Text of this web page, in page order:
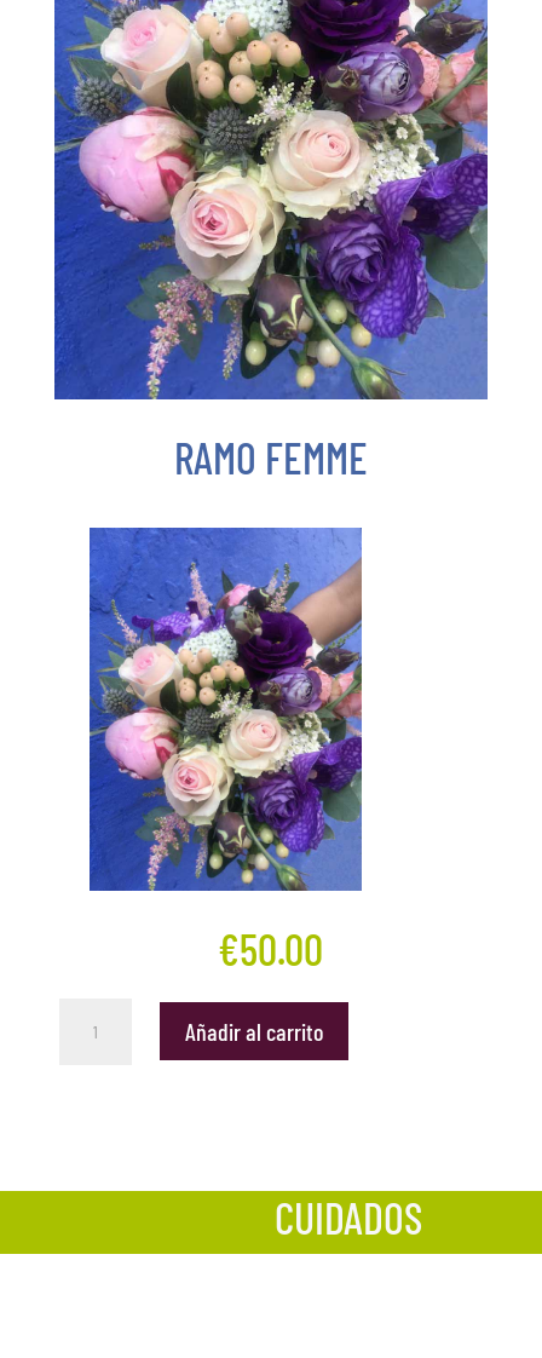
RAMO FEMME
€50.00
Femme
Añadir al carrito
CUIDADOS